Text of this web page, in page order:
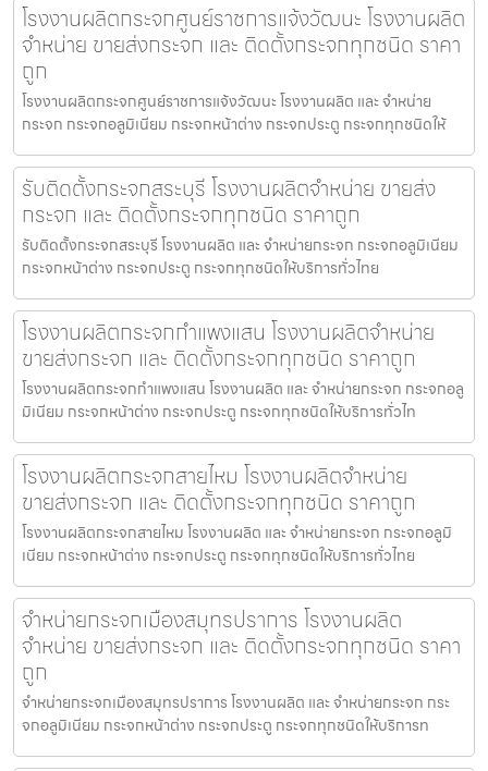
โรงงานผลิตกระจกศูนย์ราชการแจ้งวัฒนะ โรงงานผลิต
จำหน่าย ขายส่งกระจก และ ติดตั้งกระจกทุกชนิด ราคา
ถูก
โรงงานผลิตกระจกศูนย์ราชการแจ้งวัฒนะ โรงงานผลิต และ จำหน่าย
กระจก กระจกอลูมิเนียม กระจกหน้าต่าง กระจกประตู กระจกทุกชนิดให้
รับติดตั้งกระจกสระบุรี โรงงานผลิตจำหน่าย ขายส่ง
กระจก และ ติดตั้งกระจกทุกชนิด ราคาถูก
รับติดตั้งกระจกสระบุรี โรงงานผลิต และ จำหน่ายกระจก กระจกอลูมิเนียม
กระจกหน้าต่าง กระจกประตู กระจกทุกชนิดให้บริการทั่วไทย
โรงงานผลิตกระจกกำแพงแสน โรงงานผลิตจำหน่าย
ขายส่งกระจก และ ติดตั้งกระจกทุกชนิด ราคาถูก
โรงงานผลิตกระจกกำแพงแสน โรงงานผลิต และ จำหน่ายกระจก กระจกอลู
มิเนียม กระจกหน้าต่าง กระจกประตู กระจกทุกชนิดให้บริการทั่วไท
โรงงานผลิตกระจกสายไหม โรงงานผลิตจำหน่าย
ขายส่งกระจก และ ติดตั้งกระจกทุกชนิด ราคาถูก
โรงงานผลิตกระจกสายไหม โรงงานผลิต และ จำหน่ายกระจก กระจกอลูมิ
เนียม กระจกหน้าต่าง กระจกประตู กระจกทุกชนิดให้บริการทั่วไทย
จำหน่ายกระจกเมืองสมุทรปราการ โรงงานผลิต
จำหน่าย ขายส่งกระจก และ ติดตั้งกระจกทุกชนิด ราคา
ถูก
จำหน่ายกระจกเมืองสมุทรปราการ โรงงานผลิต และ จำหน่ายกระจก กระ
จกอลูมิเนียม กระจกหน้าต่าง กระจกประตู กระจกทุกชนิดให้บริการท